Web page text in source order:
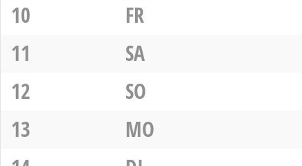
10
FR
11
SA
12
SO
13
MO